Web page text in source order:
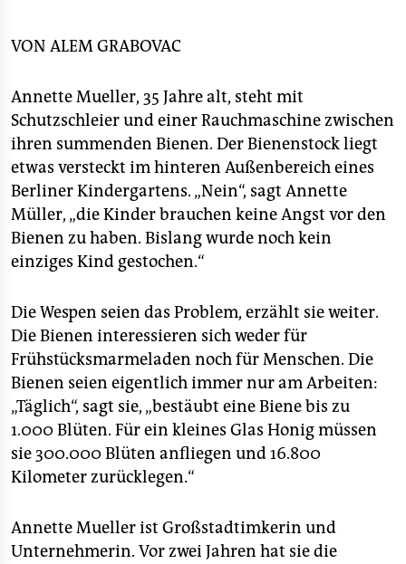
epaper login
Traubenzucker (22 bis 41 Prozent) und Wasser (ca. 18
■ Kontakt:Berliner Bärengold GmbH,
www.berlinerhonig.de, Tel. (030) 50 34 44 44
VON ALEM GRABOVAC
Annette Mueller, 35 Jahre alt, steht mit
Schutzschleier und einer Rauchmaschine zwischen
ihren summenden Bienen. Der Bienenstock liegt
etwas versteckt im hinteren Außenbereich eines
Berliner Kindergartens. „Nein“, sagt Annette
Müller, „die Kinder brauchen keine Angst vor den
Bienen zu haben. Bislang wurde noch kein
einziges Kind gestochen.“
Die Wespen seien das Problem, erzählt sie weiter.
Die Bienen interessieren sich weder für
Frühstücksmarmeladen noch für Menschen. Die
Bienen seien eigentlich immer nur am Arbeiten:
„Täglich“, sagt sie, „bestäubt eine Biene bis zu
1.000 Blüten. Für ein kleines Glas Honig müssen
sie 300.000 Blüten anfliegen und 16.800
Kilometer zurücklegen.“
Annette Mueller ist Großstadtimkerin und
Unternehmerin. Vor zwei Jahren hat sie die